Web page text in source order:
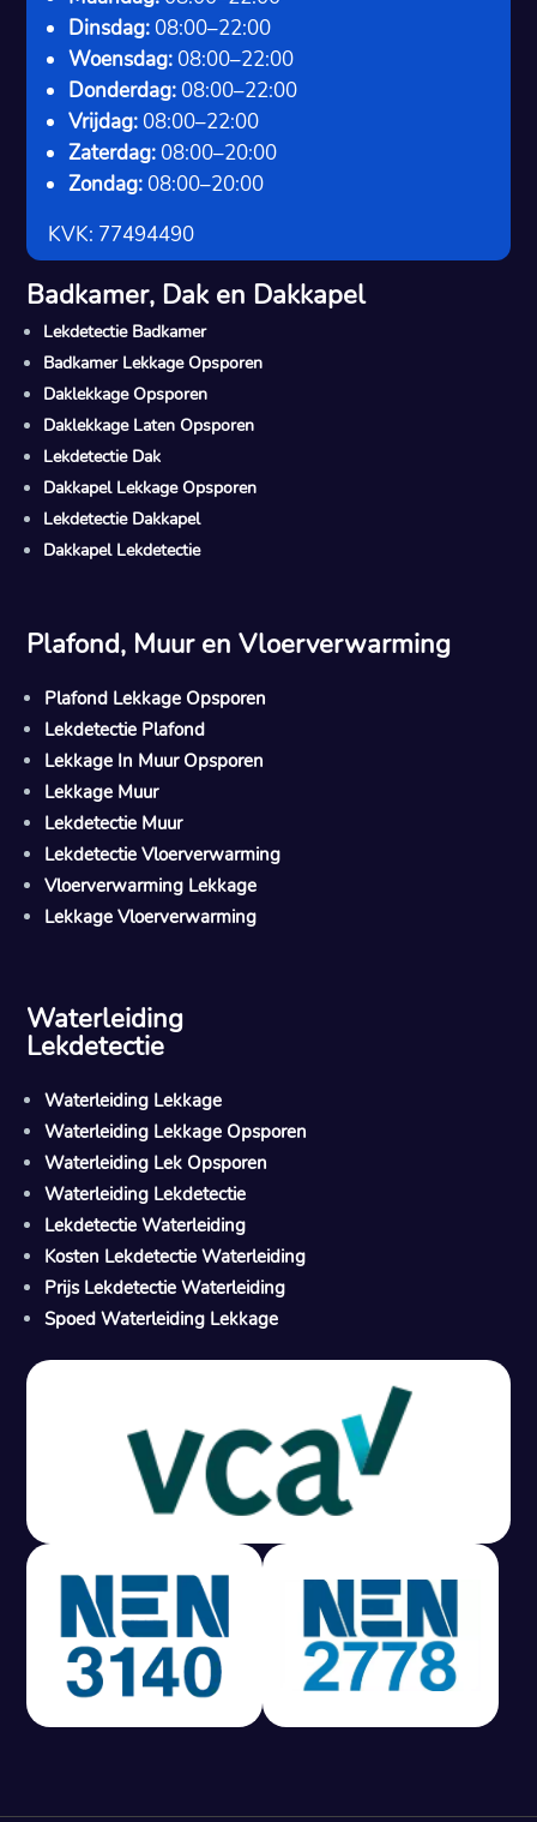
M
Gratis offerte in 24 uur
Geen lekkage? Geen betaling.
Vast tarief van € 395,- exc btw.
Rapport binnen 3 werkdagen.
100% RIsicovrij.
Vaak vergoed door verzekeraar.
Dinsdag: 08:00–22:00
Woensdag: 08:00–22:00
Donderdag: 08:00–22:00
Vrijdag: 08:00–22:00
Zaterdag: 08:00–20:00
Zondag: 08:00–20:00
KVK: 77494490
Badkamer, Dak en Dakkapel
Lekdetectie Badkamer
Badkamer Lekkage Opsporen
Daklekkage Opsporen
Daklekkage Laten Opsporen
Lekdetectie Dak
Dakkapel Lekkage Opsporen
Lekdetectie Dakkapel
Dakkapel Lekdetectie
Plafond, Muur en Vloerverwarming
Plafond Lekkage Opsporen
Lekdetectie Plafond
Lekkage In Muur Opsporen
Lekkage Muur
Lekdetectie Muur
Lekdetectie Vloerverwarming
Vloerverwarming Lekkage
Lekkage Vloerverwarming
Waterleiding
Lekdetectie
Waterleiding Lekkage
Waterleiding Lekkage Opsporen
Waterleiding Lek Opsporen
Waterleiding Lekdetectie
Lekdetectie Waterleiding
Kosten Lekdetectie Waterleiding
Prijs Lekdetectie Waterleiding
Spoed Waterleiding Lekkage